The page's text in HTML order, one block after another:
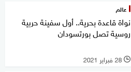
عالم
نواة قاعدة بحرية.. أول سفينة حربية
روسية تصل بورتسودان
l 28 فبراير 2021